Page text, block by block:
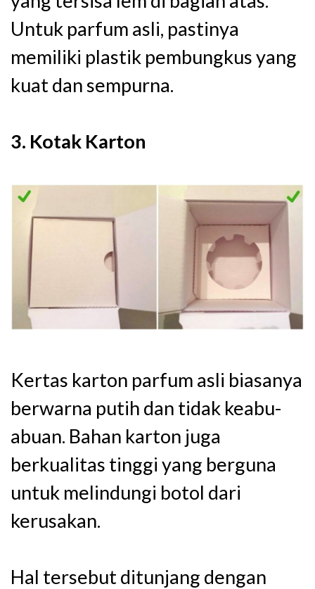
Untuk parfum asli, pastinya
memiliki plastik pembungkus yang
kuat dan sempurna.
3. Kotak Karton
Kertas karton parfum asli biasanya
berwarna putih dan tidak keabu-
abuan. Bahan karton juga
berkualitas tinggi yang berguna
untuk melindungi botol dari
kerusakan.
Hal tersebut ditunjang dengan